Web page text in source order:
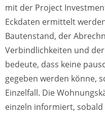
mit der Project
Eckdaten ermittelt
Bautenstand, der
Verbindlichkeiten und
bedeute, dass keine
gegeben werden könne,
Einzelfall. Die
einzeln informiert,